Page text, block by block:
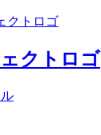
クトロゴ